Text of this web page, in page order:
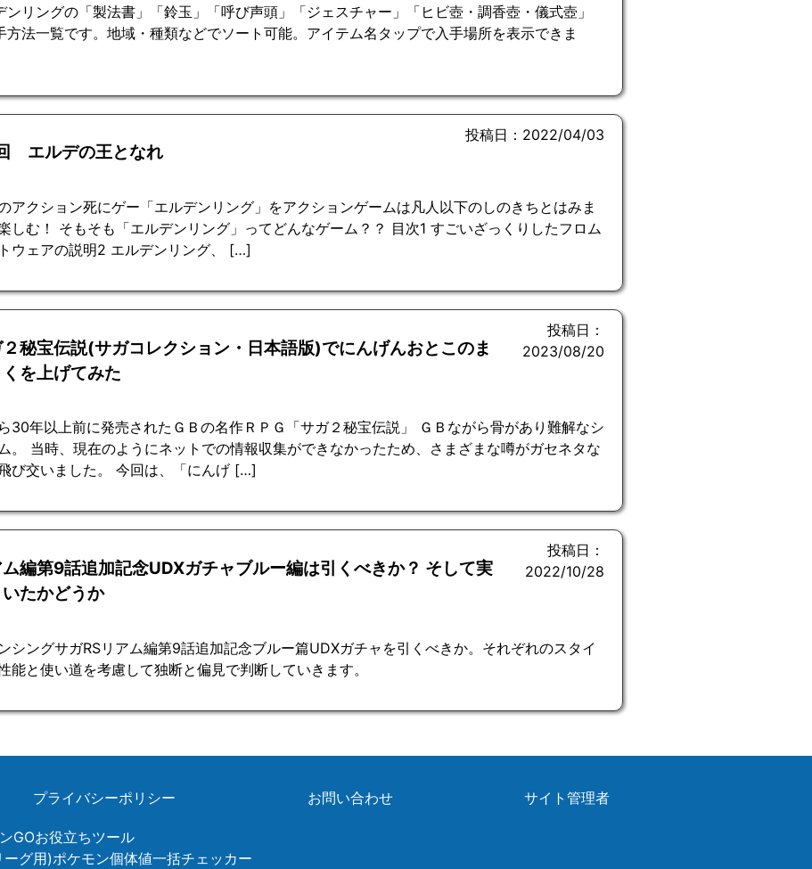
ンリングの「製法書」「鈴玉」「呼び声頭」「ジェスチャー」「ヒビ壺・調香壺・儀式壺」
方法一覧です。地域・種類などでソート可能。アイテム名タップで入手場所を表示できま
エルデの王となれ
投稿日：2022/04/03
アクション死にゲー「エルデンリング」をアクションゲームは凡人以下のしのきちとはみま
しむ！ そもそも「エルデンリング」ってどんなゲーム？？ 目次1 すごいざっくりしたフロム
ウェアの説明2 エルデンリング、 […]
秘宝伝説(サガコレクション・日本語版)でにんげんおとこのま
くを上げてみた
投稿日：
2023/08/20
30年以上前に発売されたＧＢの名作ＲＰＧ「サガ２秘宝伝説」 ＧＢながら骨があり難解なシ
。 当時、現在のようにネットでの情報収集ができなかったため、さまざまな噂がガセネタな
び交いました。 今回は、「にんげ […]
ム編第9話追加記念UDXガチャブルー編は引くべきか？ そして実
たかどうか
投稿日：
2022/10/28
シングサガRSリアム編第9話追加記念ブルー篇UDXガチャを引くべきか。それぞれのスタイ
能と使い道を考慮して独断と偏見で判断していきます。
プライバシーポリシー お問い合わせ サイト管理者
GOお役立ちツール
グ用)ポケモン個体値一括チェッカー